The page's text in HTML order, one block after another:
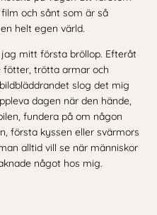
och sånt som är så
helt egen värld.
mitt första bröllop. Efteråt
trötta armar och
slog det mig
dagen när den hände,
fundera på om någon
första kyssen eller svärmors
alltid vill se när människor
något hos mig.